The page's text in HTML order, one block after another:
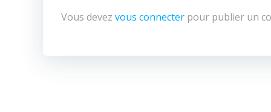
Vous devez vous connecter pour publier un